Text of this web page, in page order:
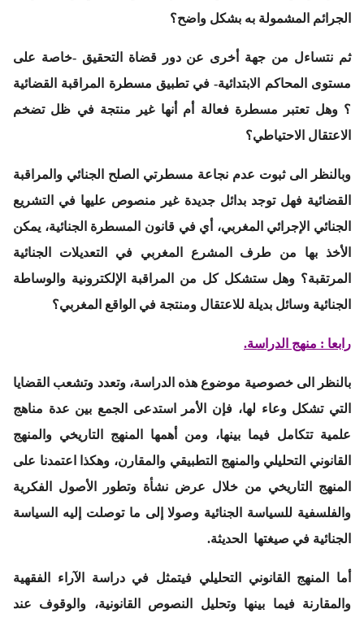
الجرائم المشمولة به بشكل واضح؟
ثم نتساءل من جهة أخرى عن دور قضاة التحقيق -خاصة على
مستوى المحاكم الابتدائية- في تطبيق مسطرة المراقبة القضائية
؟ وهل تعتبر مسطرة فعالة أم أنها غير منتجة في ظل تضخم
الاعتقال الاحتياطي؟
وبالنظر الى ثبوت عدم نجاعة مسطرتي الصلح الجنائي والمراقبة
القضائية فهل توجد بدائل جديدة غير منصوص عليها في التشريع
الجنائي الإجرائي المغربي، أي في قانون المسطرة الجنائية، يمكن
الأخذ بها من طرف المشرع المغربي في التعديلات الجنائية
المرتقبة؟ وهل ستشكل كل من المراقبة الإلكترونية والوساطة
الجنائية وسائل بديلة للاعتقال ومنتجة في الواقع المغربي؟
رابعا : منهج الدراسة.
بالنظر الى خصوصية موضوع هذه الدراسة، وتعدد وتشعب القضايا
التي تشكل وعاء لها، فإن الأمر استدعى الجمع بين عدة مناهج
علمية تتكامل فيما بينها، ومن أهمها
المنهج التاريخي والمنهج
القانوني التحليلي والمنهج التطبيقي والمقارن، وهكذا اعتمدنا على
المنهج
التاريخي من خلال عرض نشأة وتطور الأصول الفكرية
والفلسفية للسياسة الجنائية وصولا إلى ما توصلت إليه السياسة
الجنائية في صيغتها الحديثة.
أما المنهج القانوني التحليلي فيتمثل في دراسة الآراء الفقهية
والمقارنة فيما بينها وتحليل النصوص القانونية، والوقوف عند